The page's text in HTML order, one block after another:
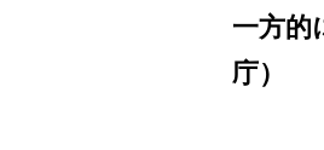
一方的
庁）